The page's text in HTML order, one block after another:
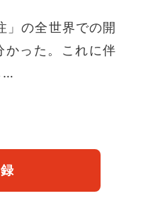
の全世界での開
かった。これに伴
…